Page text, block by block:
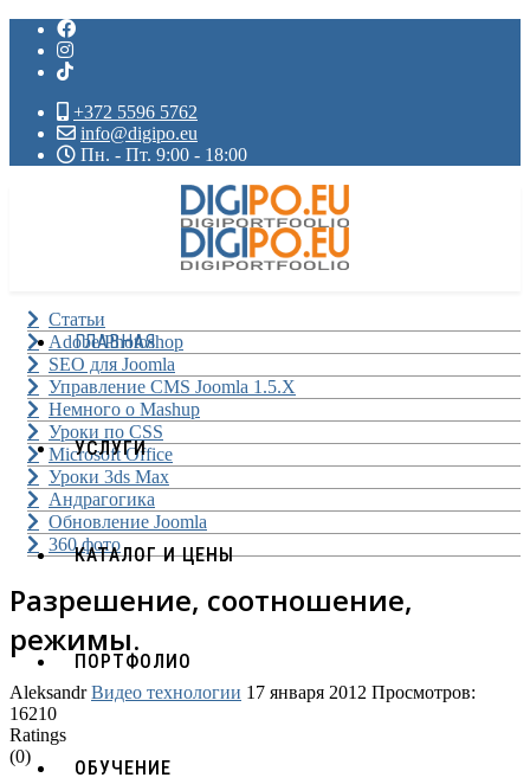
+372 5596 5762
info@digipo.eu
Пн. - Пт. 9:00 - 18:00
ГЛАВНАЯ
УСЛУГИ
КАТАЛОГ И ЦЕНЫ
ПОРТФОЛИО
ОБУЧЕНИЕ
Статьи
Adobe Photoshop
SEO для Joomla
Управление CMS Joomla 1.5.X
Немного о Mashup
Уроки по CSS
Microsoft Office
Уроки 3ds Max
Андрагогика
Обновление Joomla
360 фото
Разрешение, соотношение,
режимы.
Aleksandr Видео технологии 17 января 2012 Просмотров:
16210
Ratings
(0)